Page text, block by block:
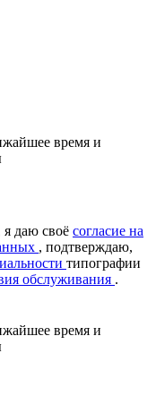
время и
я даю своё согласие на
, подтверждаю,
типографии
обслуживания .
время и